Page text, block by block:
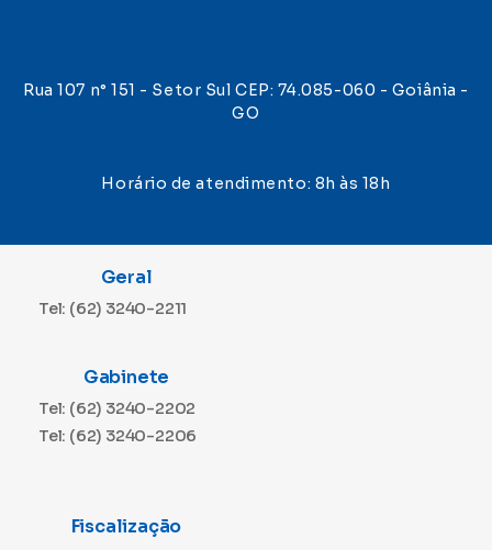
Rua 107 n° 151 - Setor Sul CEP: 74.085-060 - Goiânia -
GO
Horário de atendimento: 8h às 18h
Geral
Tel: (62) 3240-2211
Gabinete
Tel: (62) 3240-2202
Tel: (62) 3240-2206
Fiscalização